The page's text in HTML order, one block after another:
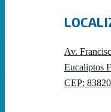
Av.
Eucaliptos
CEP: